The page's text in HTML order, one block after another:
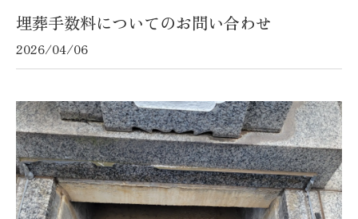
埋葬手数料についてのお問い合わせ
2026/04/06